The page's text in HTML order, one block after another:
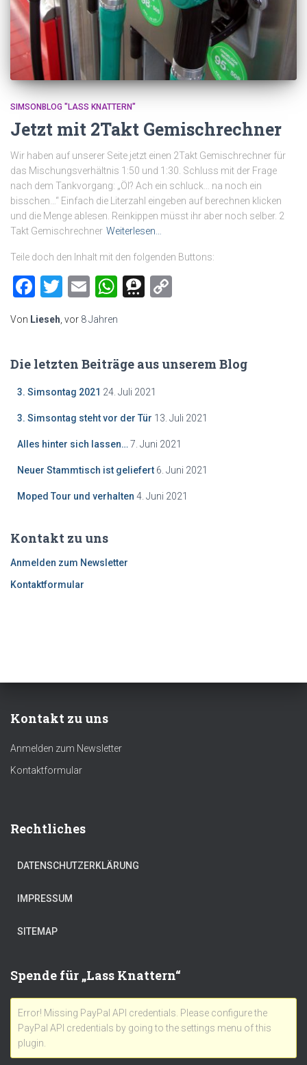
SIMSONBLOG "LASS KNATTERN"
Jetzt mit 2Takt Gemischrechner
Wir haben auf unserer Seite jetzt einen 2Takt Gemischrechner für
das Mischungsverhältnis 1:50 und 1:30. Schluss mit der Frage
nach dem Tankvorgang: „Öl? Ach ein schluck… na noch ein
bisschen…“ Einfach die Literzahl eingeben auf berechnen klicken
und die Menge ablesen. Reinkippen müsst ihr aber noch selber. 2
Takt Gemischrechner Weiterlesen…
Teile doch den Inhalt mit den folgenden Buttons:
Facebook
Twitter
EmailWhatsApp
Threema
Von Lieseh, vor 8 Jahren
Die letzten Beiträge aus unserem Blog
3. Simsontag 2021 24. Juli 2021
3. Simsontag steht vor der Tür 13. Juli 2021
Alles hinter sich lassen…7. Juni 2021
Neuer Stammtisch ist geliefert 6. Juni 2021
Moped Tour und verhalten 4. Juni 2021
Kontakt zu uns
Anmelden zum Newsletter
Kontaktformular
Kontakt zu uns
Anmelden zum Newsletter
Kontaktformular
Rechtliches
DATENSCHUTZERKLÄRUNG
IMPRESSUM
SITEMAP
Spende für „Lass Knattern“
Error! Missing PayPal API credentials. Please configure the
PayPal API credentials by going to the settings menu of this
plugin.